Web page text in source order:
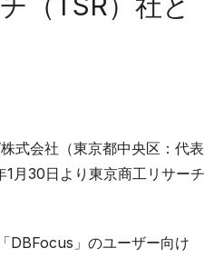
式会社（東京都中央区：代表
月30日より東京商工リサーチ
DBFocus」のユーザー向け